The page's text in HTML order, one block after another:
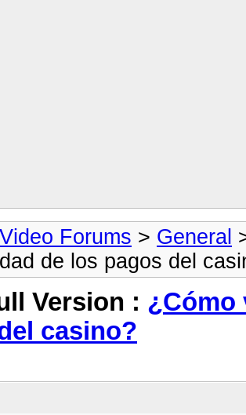
Forums > General
de los pagos del
Version : ¿Cómo
casino?